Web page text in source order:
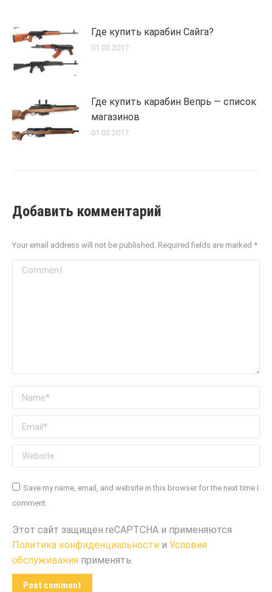
Где купить карабин Сайга?
01.03.2017
Где купить карабин Вепрь — список
магазинов
01.03.2017
Добавить комментарий
Your email address will not be published. Required fields are marked *
Comment
Name *
Email *
Website
Save my name, email, and website in this browser for the next time I
comment.
Этот сайт защищен reCAPTCHA и применяются
Политика конфиденциальности и Условия
обслуживания применять.
Post comment